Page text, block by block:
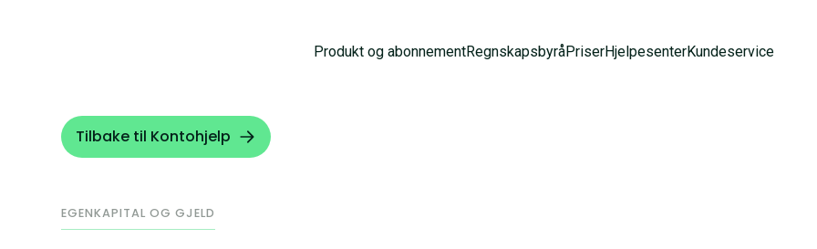
Produkt og abonnementRegnskapsbyråPriserHjelpesenterKundeservice
Tilbake til Kontohjelp
EGENKAPITAL OG GJELD